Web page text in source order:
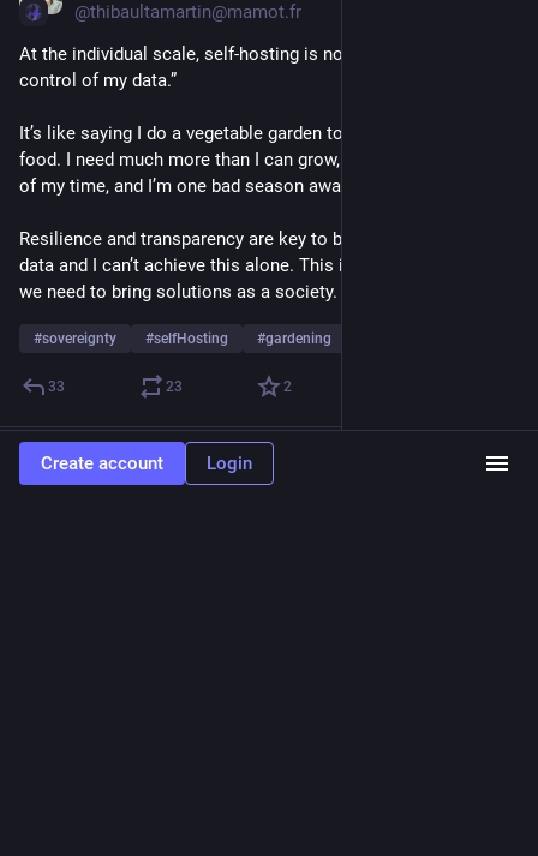
@thibaultamartin@mamot.fr
At the individual scale, self-hosting is not a good way to “be in
control of my data.”
It’s like saying I do a vegetable garden to be in control of my
food. I need much more than I can grow, it’s an inefficient use
of my time, and I’m one bad season away from losing it all.
Resilience and transparency are key to be in control of my
data and I can’t achieve this alone. This is a social problem,
we need to bring solutions as a society.
#sovereignty #selfHosting #gardening
33 23 2
May 19, 2025
data.coop
@datacoop
Create account Login